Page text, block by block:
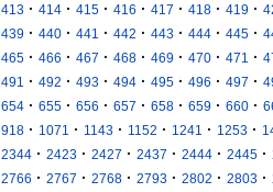
413 · 414 · 415 · 416 · 417 · 418 · 419 ·
439 · 440 · 441 · 442 · 443 · 444 · 445 ·
465 · 466 · 467 · 468 · 469 · 470 · 471 ·
491
· 492 · 493 · 494 · 495 · 496 · 497 ·
654 · 655 · 656 · 657 · 658 · 659 · 660 ·
918 · 1071 · 1143 · 1152 · 1241 · 1253 ·
2344 · 2423 · 2427 · 2437 · 2444 · 2445 ·
2766 · 2767 · 2768 · 2793 · 2802 · 2803 ·